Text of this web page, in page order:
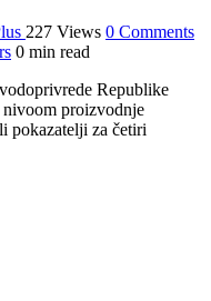
227 Views 0 Comments
0 min read
Republike
proizvodnje
pokazatelji za četiri